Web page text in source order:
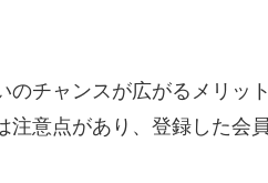
チャンスが広がるメリッ
意点があり、登録した会